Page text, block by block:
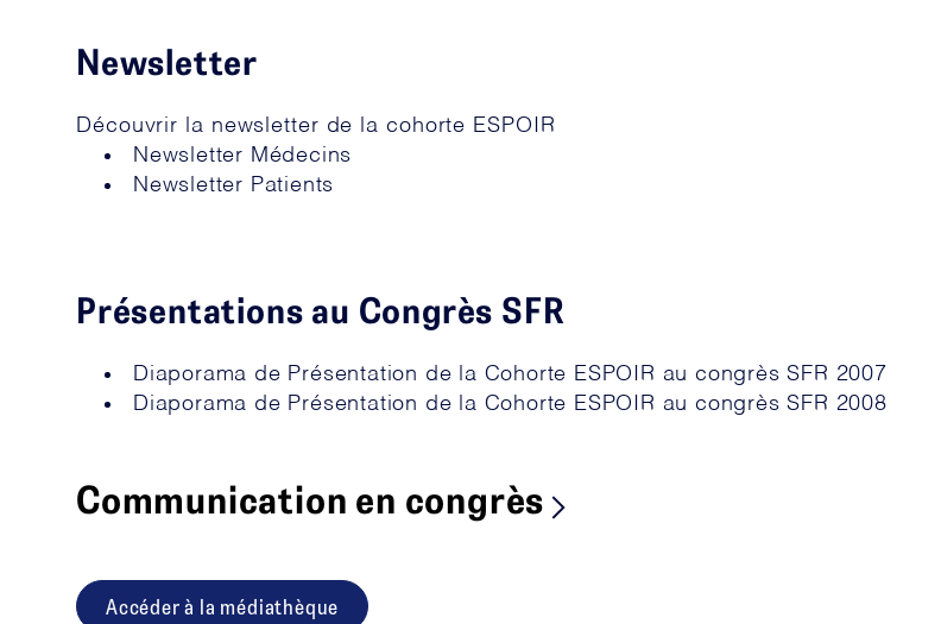
Newsletter
Découvrir la newsletter de la cohorte ESPOIR
Newsletter Médecins
Newsletter Patients
Présentations au Congrès SFR
Diaporama de Présentation de la Cohorte ESPOIR au congrès SFR 2007
Diaporama de Présentation de la Cohorte ESPOIR au congrès SFR 2008
Communication en congrès
Accéder à la médiathèque